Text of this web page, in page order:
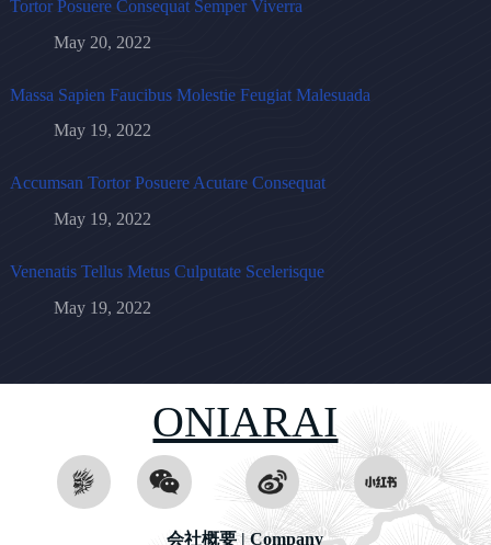
Tortor Posuere Consequat Semper Viverra
May 20, 2022
Massa Sapien Faucibus Molestie Feugiat Malesuada
May 19, 2022
Accumsan Tortor Posuere Acutare Consequat
May 19, 2022
Venenatis Tellus Metus Culputate Scelerisque
May 19, 2022
ONIARAI
会社概要 | Company